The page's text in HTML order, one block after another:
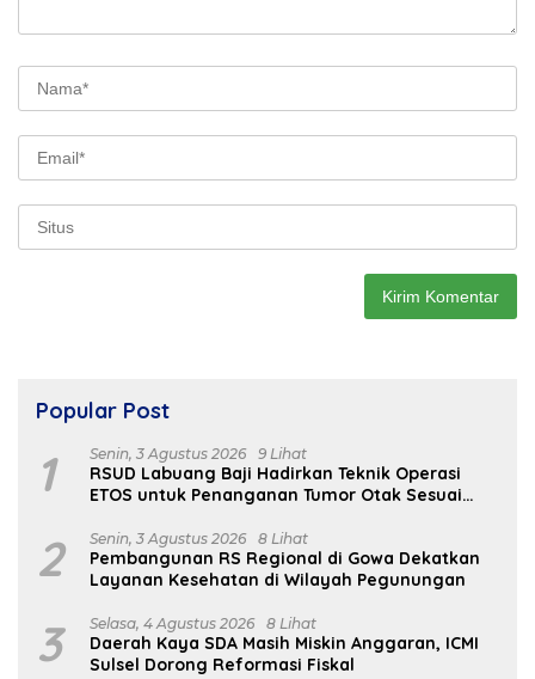
Popular Post
1 Senin, 3 Agustus 2026 9 Lihat
RSUD Labuang Baji Hadirkan Teknik Operasi
ETOS untuk Penanganan Tumor Otak Sesuai
2 Senin, 3 Agustus 2026 8 Lihat
Pembangunan RS Regional di Gowa Dekatkan
Layanan Kesehatan di Wilayah Pegunungan
3 Selasa, 4 Agustus 2026 8 Lihat
Daerah Kaya SDA Masih Miskin Anggaran, ICMI
Sulsel Dorong Reformasi Fiskal